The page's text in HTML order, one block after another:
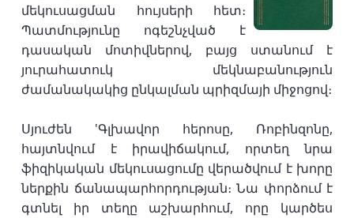
մեկուսացման հույսերի հետ։
Պատմությունը ոգեշնչված է
դասական մոտիվներով, բայց ստանում է
յուրահատուկ մեկնաբանություն
ժամանակակից ընկալման պրիզմայի միջոցով։
Սյուժեն 'Գլխավոր հերոսը, Ռոբինզոնը,
հայտնվում է իրավիճակում, որտեղ նրա
ֆիզիկական մեկուսացումը վերածվում է խորը
ներքին ճանապարհորդության։ Նա փորձում է
գտնել իր տեղը աշխարհում, որը կարծես